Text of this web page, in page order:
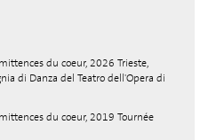
du coeur, 2026 Trieste,
di Danza del Teatro dell'Opera di
du coeur, 2019 Tournée